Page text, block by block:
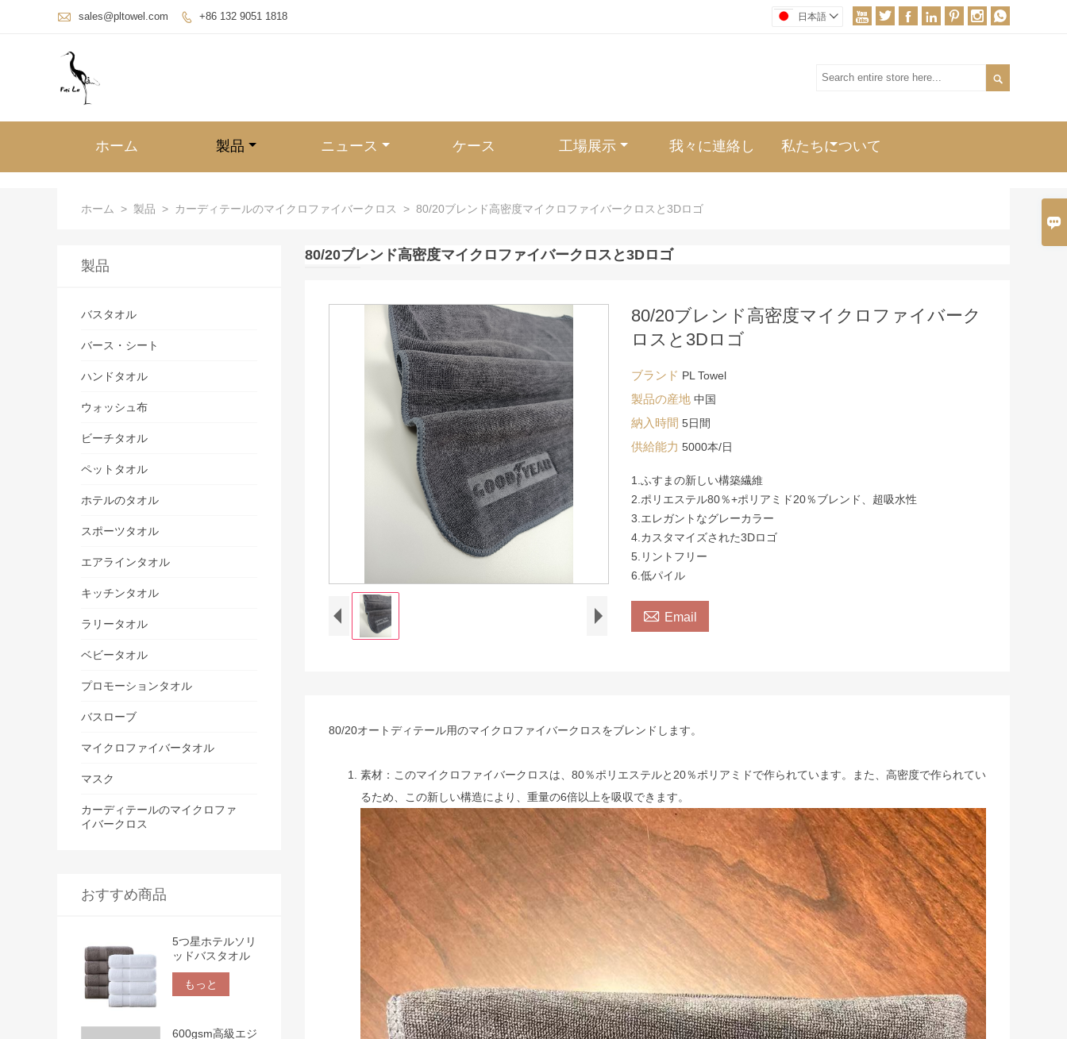

 sales@pltowel.com  +86 132 9051 1818       
日本語 

ホーム 製品 ニュース ケース 工場展示 我々に連絡し 私たちについて
ホーム > 製品 > カーディテールのマイクロファイバークロス > 80/20ブレンド高密度マイクロファイバークロスと3Dロゴ
80/20ブレンド高密度マイクロファイバークロスと3Dロゴ
80/20ブレンド高密度マイクロファイバーク
ロスと3Dロゴ
ブランド PL Towel
製品の産地 中国
納入時間 5日間
供給能力 5000本/日
1.ふすまの新しい構築繊維
2.ポリエステル80％+ポリアミド20％ブレンド、超吸水性
3.エレガントなグレーカラー
4.カスタマイズされた3Dロゴ
5.リントフリー
6.低パイル
 Email
80/20オートディテール用のマイクロファイバークロスをブレンドします。
素材：このマイクロファイバークロスは、80％ポリエステルと20％ポリアミドで作られています。また、高密度で作られてい
るため、この新しい構造により、重量の6倍以上を吸収できます。
製品
バスタオル
バース・シート
ハンドタオル
ウォッシュ布
ビーチタオル
ペットタオル
ホテルのタオル
スポーツタオル
エアラインタオル
キッチンタオル
ラリータオル
ベビータオル
プロモーションタオル
バスローブ
マイクロファイバータオル
マスク
カーディテールのマイクロファ
イバークロス
おすすめ商品
5つ星ホテルソリ
ッドバスタオル
もっと
600gsm高級エジ